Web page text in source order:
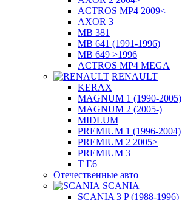
ACTROS MP4 2009<
AXOR 3
MB 381
MB 641 (1991-1996)
MB 649 >1996
ACTROS MP4 MEGA
RENAULT
KERAX
MAGNUM 1 (1990-2005)
MAGNUM 2 (2005-)
MIDLUM
PREMIUM 1 (1996-2004)
PREMIUM 2 2005>
PREMIUM 3
T E6
Отечественные авто
SCANIA
SCANIA 3 P (1988-1996)